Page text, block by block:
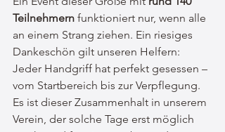
Teilnehmern funktioniert nur, wenn alle
an einem Strang ziehen. Ein riesiges
Dankeschön gilt unseren Helfern:
Jeder Handgriff hat perfekt gesessen –
vom Startbereich bis zur Verpflegung.
Es ist dieser Zusammenhalt in unserem
Verein, der solche Tage erst möglich